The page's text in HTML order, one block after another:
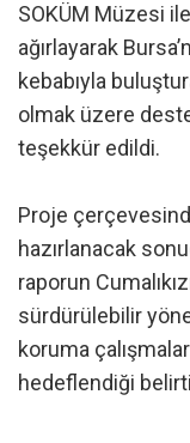
SOKÜM Müzesi
ağırlayarak
kebabıyla
olmak üzere
teşekkür edildi.
Proje
hazırlanacak
raporun
sürdürülebilir
koruma
hedeflendiği